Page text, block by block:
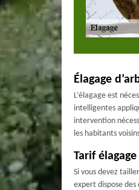
Élagage
L’élagage est
intelligentes
intervention
les habitants
Tarif
Si vous devez
expert dispose